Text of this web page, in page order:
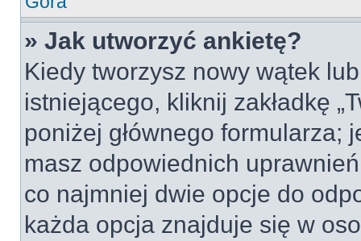
» Jak utworzyć ankietę?
Kiedy tworzysz nowy wątek
istniejącego, kliknij zakładkę
poniżej głównego formularza;
masz odpowiednich
co najmniej dwie opcje do
każda opcja znajduje się w